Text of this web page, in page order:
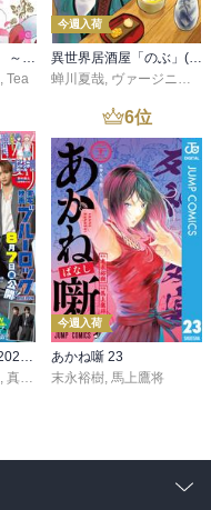
悪役令嬢レベル99 ～私は裏ボスですが魔王ではありません～ その６
, Tea
今週入荷
異世界居酒屋「のぶ」(22)
蝉川夏哉, ヴァージニア二等兵
週刊少年マガジン 2026年36・37号[2026年8月5日発売]
, 真島ヒロ ,宮島礼吏,新川直司
6位
今週入荷
あかね噺 23
末永裕樹, 馬上鷹将